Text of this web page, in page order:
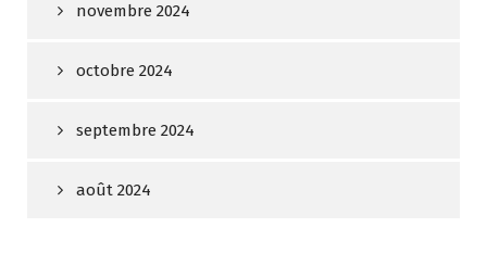
novembre 2024
octobre 2024
septembre 2024
août 2024